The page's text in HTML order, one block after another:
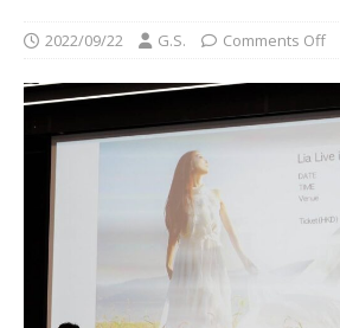
2022/09/22 G.S. Comments Off